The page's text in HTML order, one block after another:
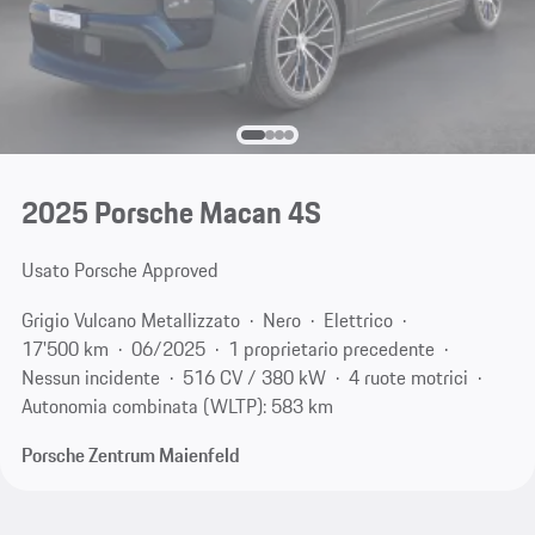
2025 Porsche Macan 4S
Usato Porsche Approved
Grigio Vulcano Metallizzato
Nero
Elettrico
17'500 km
06/2025
1 proprietario precedente
Nessun incidente
516 CV / 380 kW
4 ruote motrici
Autonomia combinata (WLTP): 583 km
Porsche Zentrum Maienfeld